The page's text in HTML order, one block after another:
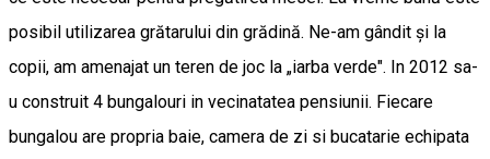
posibil utilizarea grătarului din grădină. Ne-am gândit şi la
copii, am amenajat un teren de joc la „iarba verde". In 2012 sa-
u construit 4 bungalouri in vecinatatea pensiunii. Fiecare
bungalou are propria baie, camera de zi si bucatarie echipata